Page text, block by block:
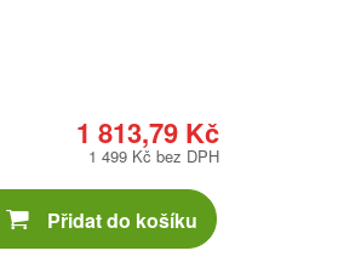
1 813,79 Kč
1 499 Kč bez DPH
Přidat do košíku